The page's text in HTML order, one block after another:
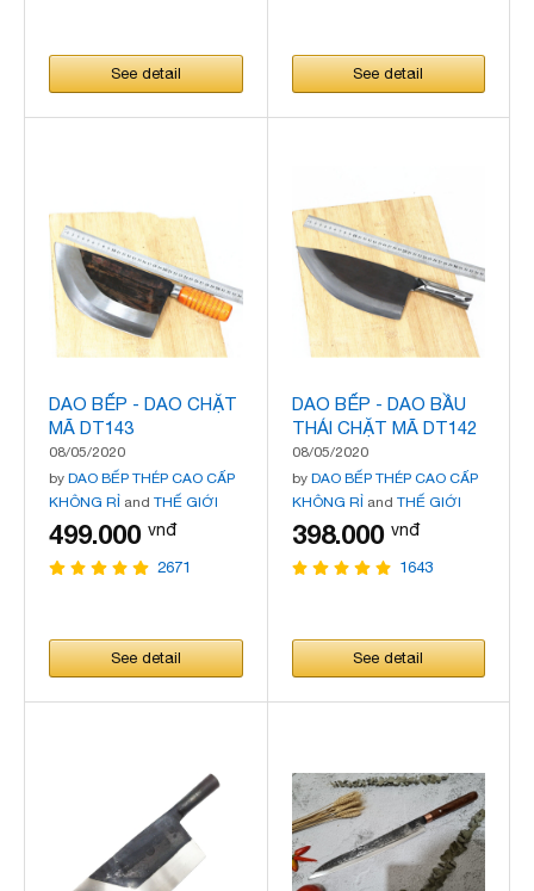
See detail See detail
DAO BẾP - DAO CHẶT
MÃ DT143
08/05/2020
by DAO BẾP THÉP CAO CẤP
KHÔNG RỈ and THẾ GIỚI
DAO BẾP
499.000 vnđ
2671
See detail
DAO BẾP - DAO BẦU
THÁI CHẶT MÃ DT142
08/05/2020
by DAO BẾP THÉP CAO CẤP
KHÔNG RỈ and THẾ GIỚI
DAO BẾP
398.000 vnđ
1643
See detail